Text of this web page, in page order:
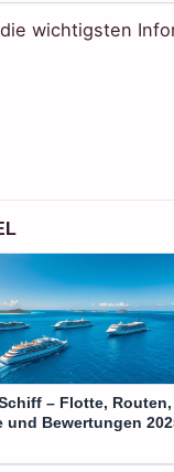
wichtigsten
– Flotte, Routen,
und Bewertungen